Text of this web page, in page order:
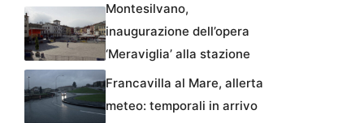
Montesilvano,
inaugurazione dell’opera
‘Meraviglia’ alla stazione
Francavilla al Mare, allerta
meteo: temporali in arrivo